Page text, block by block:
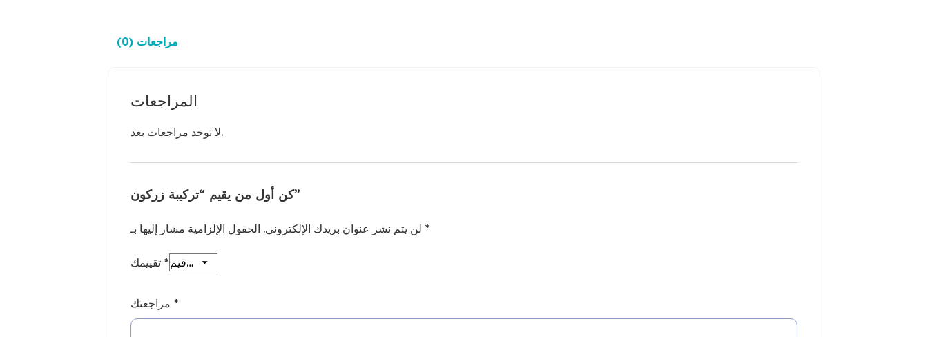
مراجعات (0)
المراجعات
لا توجد مراجعات بعد.
كن أول من يقيم “تركيبة زركون”
لن يتم نشر عنوان بريدك الإلكتروني. *
*
*